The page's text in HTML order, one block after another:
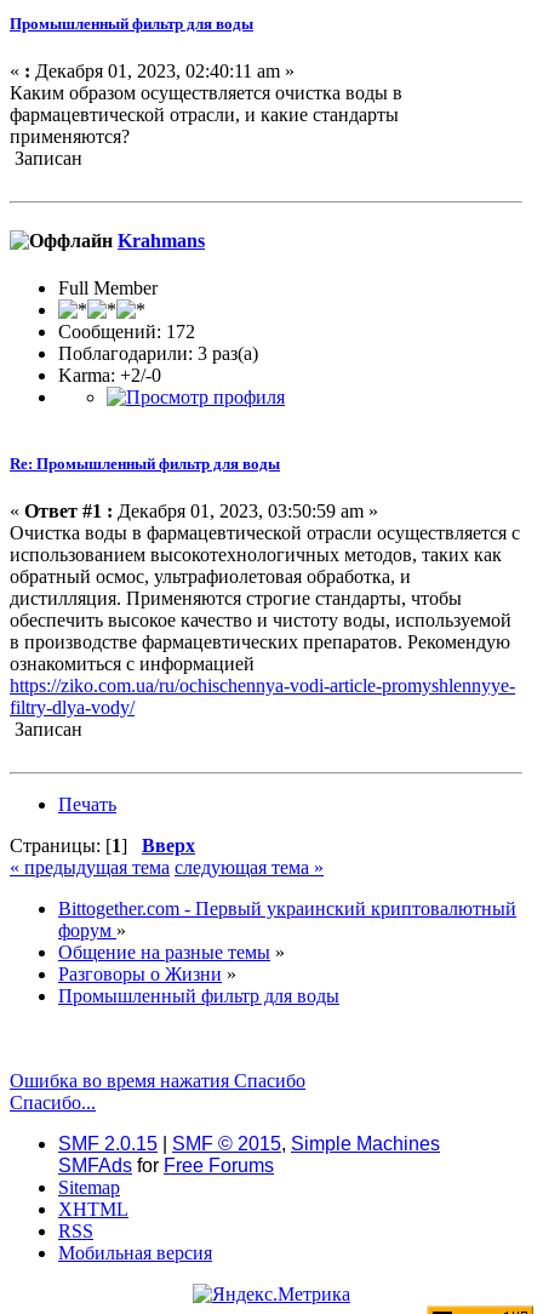
Промышленный фильтр для воды
« : Декабря 01, 2023, 02:40:11 am »
Каким образом осуществляется очистка воды в
фармацевтической отрасли, и какие стандарты
применяются?
Записан
Krahmans
Full Member
Сообщений: 172
Поблагодарили: 3 раз(а)
Karma: +2/-0
Re: Промышленный фильтр для воды
« Ответ #1 : Декабря 01, 2023, 03:50:59 am »
Очистка воды в фармацевтической отрасли осуществляется с
использованием высокотехнологичных методов, таких как
обратный осмос, ультрафиолетовая обработка, и
дистилляция. Применяются строгие стандарты, чтобы
обеспечить высокое качество и чистоту воды, используемой
в производстве фармацевтических препаратов. Рекомендую
ознакомиться с информацией
https://ziko.com.ua/ru/ochischennya-vodi-article-promyshlennyye-
filtry-dlya-vody/
Записан
Печать
Страницы: [1] Вверх
« предыдущая тема следующая тема »
Bittogether.com - Первый украинский криптовалютный
форум »
Общение на разные темы »
Разговоры о Жизни »
Промышленный фильтр для воды
Ошибка во время нажатия Спасибо
Спасибо...
SMF 2.0.15
SMF © 2015, Simple Machines
SMFAds for Free Forums
Sitemap
XHTML
RSS
Мобильная версия